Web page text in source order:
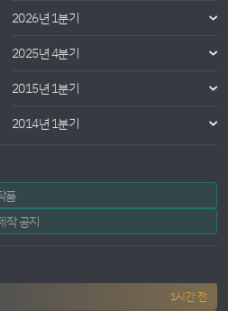
2026년 1분기
2025년 4분기
2015년 1분기
2014년 1분기
품
작 공지
1시간 전